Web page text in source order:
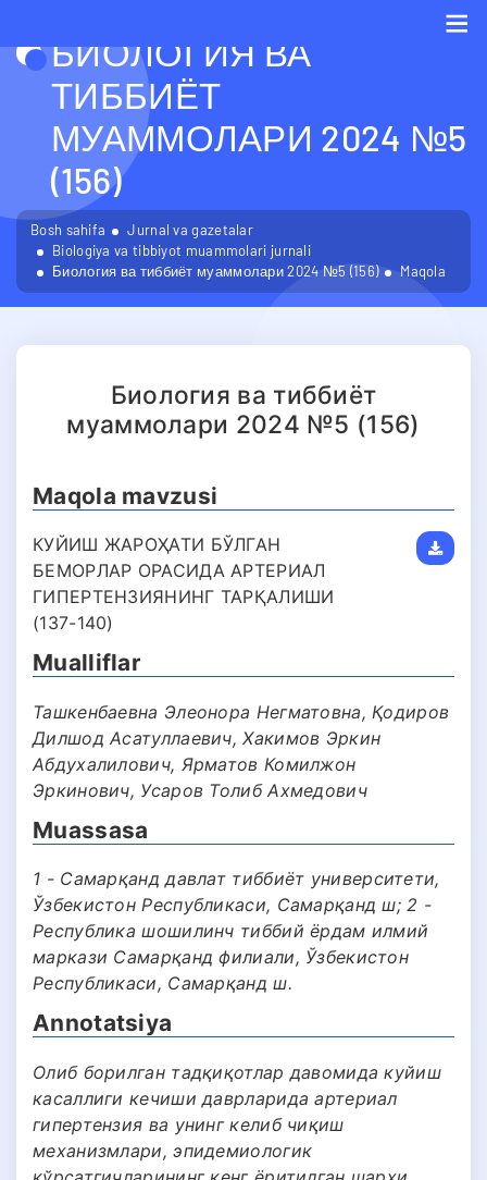
БИОЛОГИЯ ВА
ТИББИЁТ
МУАММОЛАРИ 2024 №5
(156)
Bosh sahifa
Jurnal va gazetalar
Biologiya va tibbiyot muammolari jurnali
Биология ва тиббиёт муаммолари 2024 №5 (156)
Maqola
Биология ва тиббиёт
муаммолари 2024 №5 (156)
Maqola mavzusi
КУЙИШ ЖАРОҲАТИ БЎЛГАН
БЕМОРЛАР ОРАСИДА АРТЕРИАЛ
ГИПЕРТЕНЗИЯНИНГ ТАРҚАЛИШИ
(137-140)
Mualliflar
Ташкенбаевна Элеонора Негматовна, Қодиров
Дилшод Асатуллаевич, Хакимов Эркин
Абдухалилович, Ярматов Комилжон
Эркинович, Усаров Толиб Ахмедович
Muassasa
1 - Самарқанд давлат тиббиëт университети,
Ўзбекистон Республикаси, Самарқанд ш; 2 -
Республика шошилинч тиббий ёрдам илмий
маркази Самарқанд филиали, Ўзбекистон
Республикаси, Самарқанд ш.
Annotatsiya
Олиб борилган тадқиқотлар давомида куйиш
касаллиги кечиши даврларида артериал
гипертензия ва унинг келиб чиқиш
механизмлари, эпидемиологик